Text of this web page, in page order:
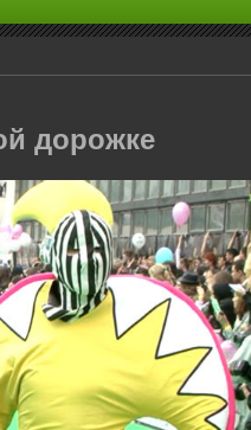
дорожке